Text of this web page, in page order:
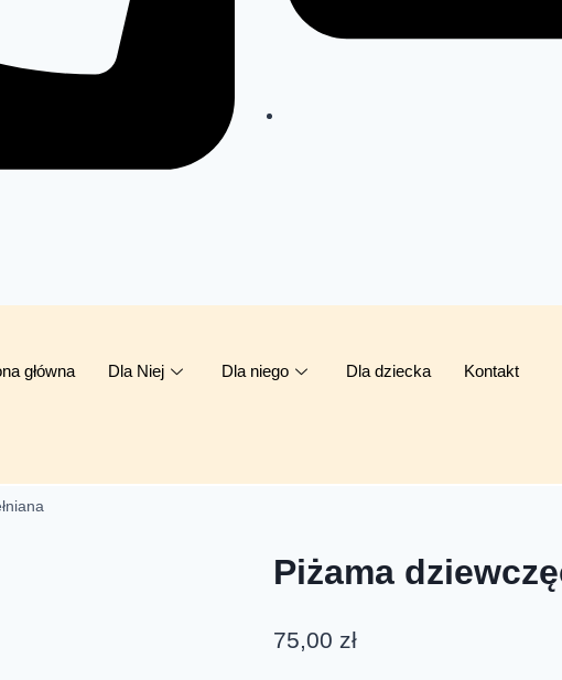
główna Dla Niej Dla niego Dla dziecka Kontakt
Piżama
75,00 zł